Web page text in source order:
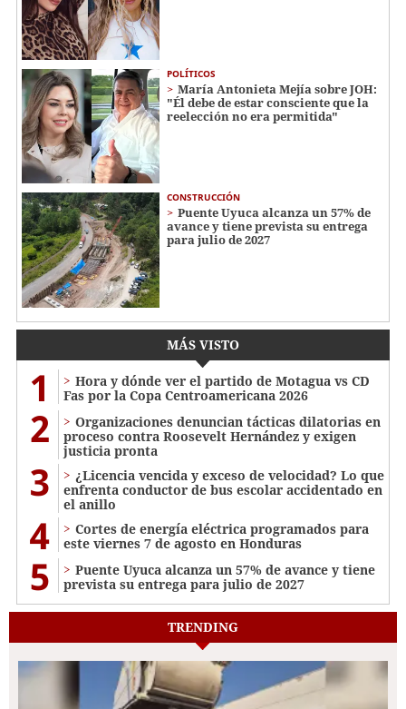
POLÍTICOS
María Antonieta Mejía sobre JOH:
"Él debe de estar consciente que la
reelección no era permitida"
CONSTRUCCIÓN
Puente Uyuca alcanza un 57% de
avance y tiene prevista su entrega
para julio de 2027
MÁS VISTO
1
Hora y dónde ver el partido de Motagua vs CD
Fas por la Copa Centroamericana 2026
2
Organizaciones denuncian tácticas dilatorias en
proceso contra Roosevelt Hernández y exigen
justicia pronta
3
¿Licencia vencida y exceso de velocidad? Lo que
enfrenta conductor de bus escolar accidentado en
el anillo
4
Cortes de energía eléctrica programados para
este viernes 7 de agosto en Honduras
5
Puente Uyuca alcanza un 57% de avance y tiene
prevista su entrega para julio de 2027
TRENDING